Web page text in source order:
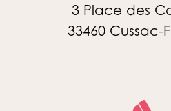
3 Place des
33460 Cussac-